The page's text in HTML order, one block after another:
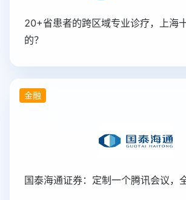
20+省患者的跨区域专业诊疗，上海
的？
金融
国泰海通证券：定制一个腾讯会议，